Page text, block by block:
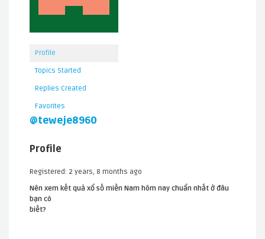
Profile
Topics Started
Replies Created
Favorites
@teweje8960
Profile
Registered: 2 years, 8 months ago
Nên xem kết quả xổ số miền Nam hôm nay chuẩn nhất ở đâu
bạn có
biết?